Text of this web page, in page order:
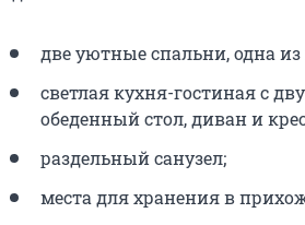
две уютные спальни, одна
светлая кухня-гостиная с
обеденный стол, диван и
раздельный санузел;
места для хранения в